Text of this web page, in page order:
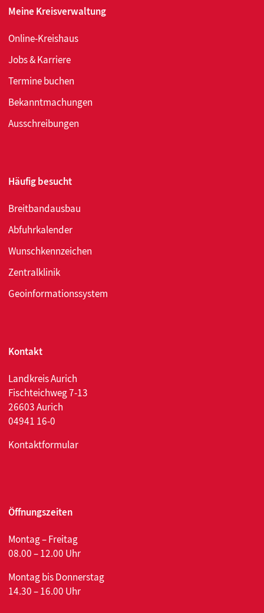
Meine Kreisverwaltung
Online-Kreishaus
Jobs & Karriere
Termine buchen
Bekanntmachungen
Ausschreibungen
Häufig besucht
Breitbandausbau
Abfuhrkalender
Wunschkennzeichen
Zentralklinik
Geoinformationssystem
Kontakt
Landkreis Aurich
Fischteichweg 7-13
26603 Aurich
04941 16-0
Kontaktformular
Öffnungszeiten
Montag – Freitag
08.00 – 12.00 Uhr
Montag bis Donnerstag
14.30 – 16.00 Uhr